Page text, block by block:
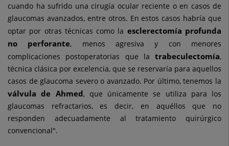
cuando ha sufrido una cirugía ocular reciente o en casos de
glaucomas avanzados, entre otros. En estos casos habría que
optar por otras técnicas como la esclerectomía profunda
no perforante, menos agresiva y con menores
complicaciones postoperatorias que la trabeculectomía,
técnica clásica por excelencia, que se reservaría para aquellos
casos de glaucoma severo o avanzado. Por último, tenemos la
válvula de Ahmed, que únicamente se utiliza para los
glaucomas refractarios, es decir, en aquéllos que no
responden adecuadamente al tratamiento quirúrgico
convencional".